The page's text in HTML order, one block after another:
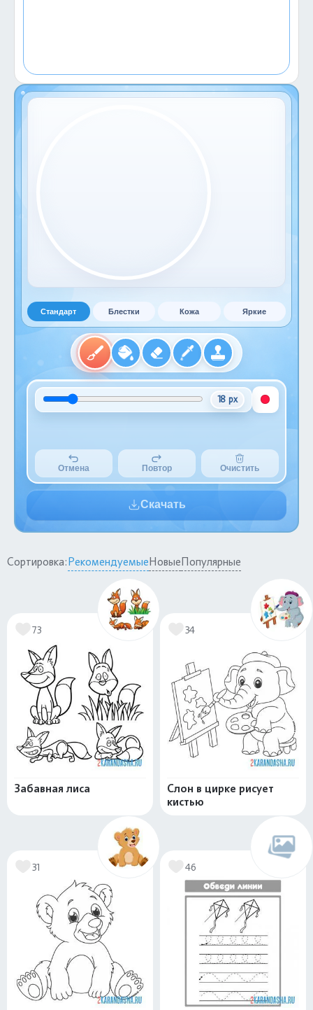
Стандарт Блестки Кожа Яркие
18 px
Отмена Повтор Очистить
Скачать
Сортировка:РекомендуемыеНовыеПопулярные
73
Забавная лиса
34
Слон в цирке рисует
кистью
31 46